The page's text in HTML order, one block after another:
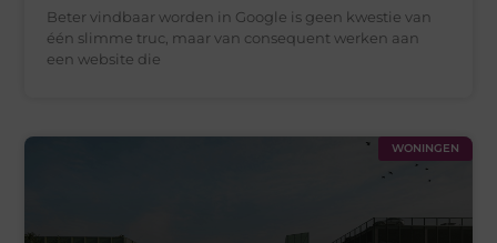
Beter vindbaar worden in Google is geen kwestie van
één slimme truc, maar van consequent werken aan
een website die
WONINGEN